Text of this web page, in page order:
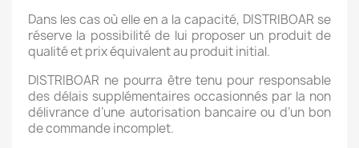
Dans les cas où elle en a la capacité, DISTRIBOAR se
réserve la possibilité de lui proposer un produit de
qualité et prix équivalent au produit initial.
DISTRIBOAR ne pourra être tenu pour responsable
des délais supplémentaires occasionnés par la non
délivrance d’une autorisation bancaire ou d’un bon
de commande incomplet.